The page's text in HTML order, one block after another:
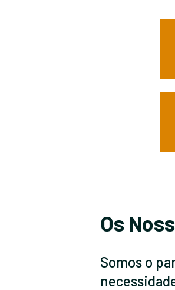
Os
Somos o